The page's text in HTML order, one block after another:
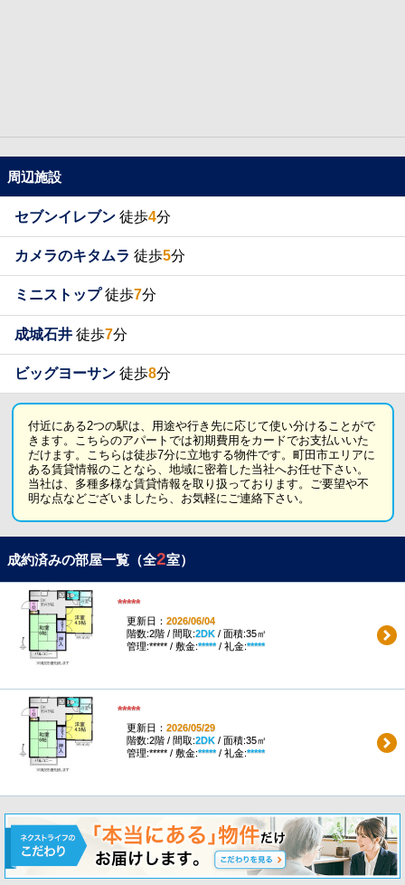
周辺施設
セブンイレブン 徒歩4分
カメラのキタムラ 徒歩5分
ミニストップ徒歩7分
成城石井 徒歩7分
ビッグヨーサン 徒歩8分
付近にある2つの駅は、用途や行き先に応じて使い分けることがで
きます。こちらのアパートでは初期費用をカードでお支払いいた
だけます。こちらは徒歩7分に立地する物件です。町田市エリアに
ある賃貸情報のことなら、地域に密着した当社へお任せ下さい。
当社は、多種多様な賃貸情報を取り扱っております。ご要望や不
明な点などございましたら、お気軽にご連絡下さい。
成約済みの部屋一覧（全2室）
*****
更新日： 2026/06/04
階数:2階 / 間取:2DK/ 面積:35㎡
管理:***** / 敷金:*****/ 礼金:*****
*****
更新日： 2026/05/29
階数:2階 / 間取:2DK/ 面積:35㎡
管理:***** / 敷金:*****/ 礼金:*****